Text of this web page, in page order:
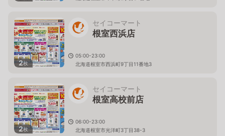
2枚
セイコーマート
根室西浜店
05:00-23:00
北海道根室市西浜町9丁目11番地3
2枚
セイコーマート
根室高校前店
06:00-23:00
北海道根室市光洋町3丁目38-3